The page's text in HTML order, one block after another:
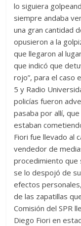
lo siguiera
siempre andaba
una gran cantidad
opusieron a la
que llegaron al
que indicó que
rojo”, para el caso
5 y Radio
policías fueron
pasaba por allí,
estaban
Fiori fue llevado al
vendedor de
procedimiento que
se lo despojó de
efectos
de las zapatillas
Comisión del SPR
Diego Fiori en